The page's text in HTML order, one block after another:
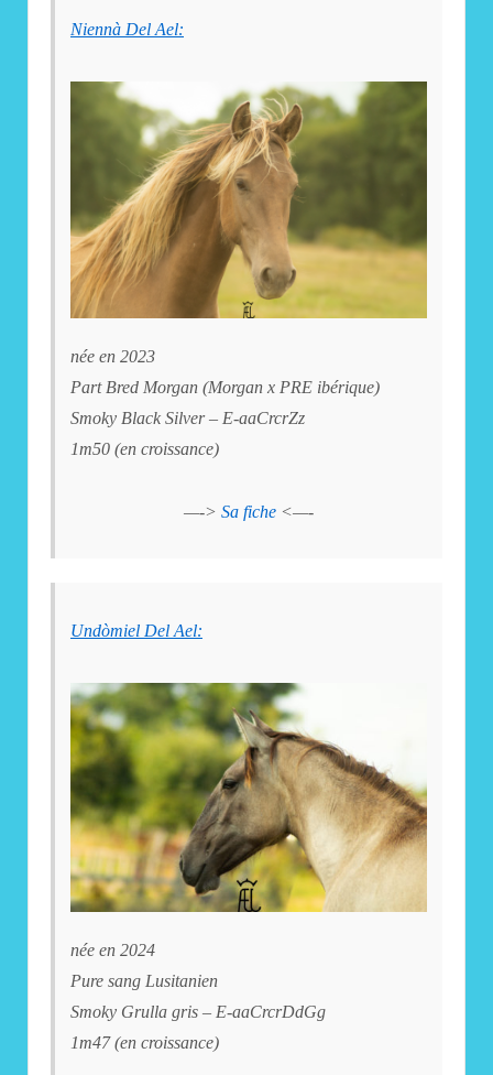
Niennà Del Ael:
née en 2023
Part Bred Morgan (Morgan x PRE ibérique)
Smoky Black Silver – E-aaCrcrZz
1m50 (en croissance)
—-> Sa fiche <—-
Undòmiel Del Ael:
née en 2024
Pure sang Lusitanien
Smoky Grulla gris – E-aaCrcrDdGg
1m47 (en croissance)